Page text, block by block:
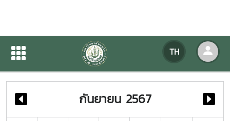
TH
ปฏิทินกิจกรรมของหน่วยงาน
ปฏิทินกิจกรรมของหน่วยงาน
กันยายน 2567